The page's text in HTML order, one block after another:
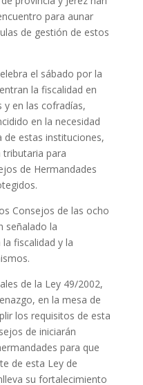
para aunar
de gestión de estos
el sábado por la
la fiscalidad en
y en las cofradías,
en la necesidad
de estas instituciones,
para
de Hermandades
Consejos de las ocho
señalado la
fiscalidad y la
de la Ley 49/2002,
en la mesa de
los requisitos de esta
de iniciarán
para que
de esta Ley de
su fortalecimiento